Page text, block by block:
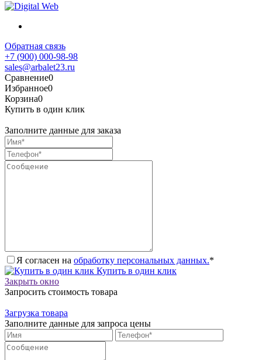
Обратная связь
+7 (900) 000-98-98
sales@arbalet23.ru
Сравнение0
Избранное0
Корзина0
Купить в один клик
Заполните данные для заказа
Я согласен на обработку персональных данных.*
Купить в один клик
Закрыть окно
Запросить стоимость товара
Загрузка товара
Заполните данные для запроса цены